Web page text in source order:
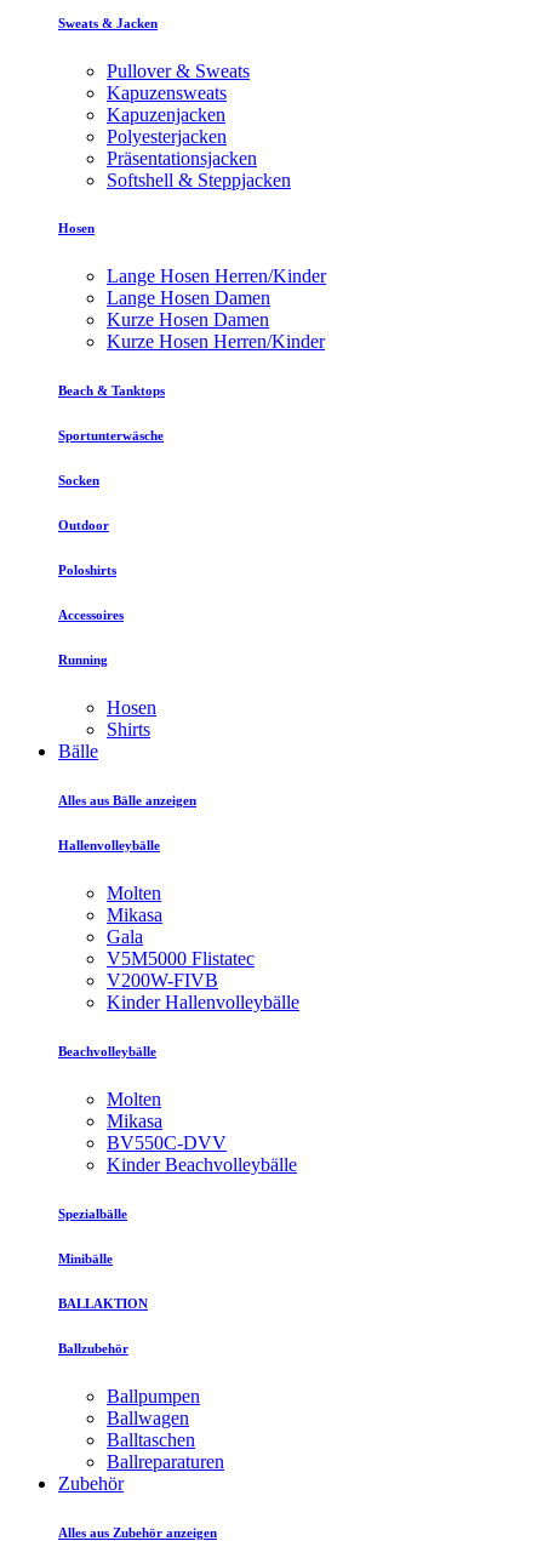
Sweats & Jacken
Pullover & Sweats
Kapuzensweats
Kapuzenjacken
Polyesterjacken
Präsentationsjacken
Softshell & Steppjacken
Hosen
Lange Hosen Herren/Kinder
Lange Hosen Damen
Kurze Hosen Damen
Kurze Hosen Herren/Kinder
Beach & Tanktops
Sportunterwäsche
Socken
Outdoor
Poloshirts
Accessoires
Running
Hosen
Shirts
Bälle
Alles aus Bälle anzeigen
Hallenvolleybälle
Molten
Mikasa
Gala
V5M5000 Flistatec
V200W-FIVB
Kinder Hallenvolleybälle
Beachvolleybälle
Molten
Mikasa
BV550C-DVV
Kinder Beachvolleybälle
Spezialbälle
Minibälle
BALLAKTION
Ballzubehör
Ballpumpen
Ballwagen
Balltaschen
Ballreparaturen
Zubehör
Alles aus Zubehör anzeigen